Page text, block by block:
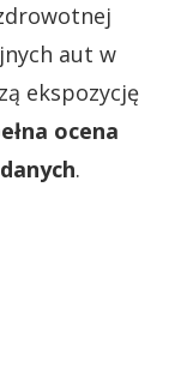
aut w
ekspozycję
ocena
.